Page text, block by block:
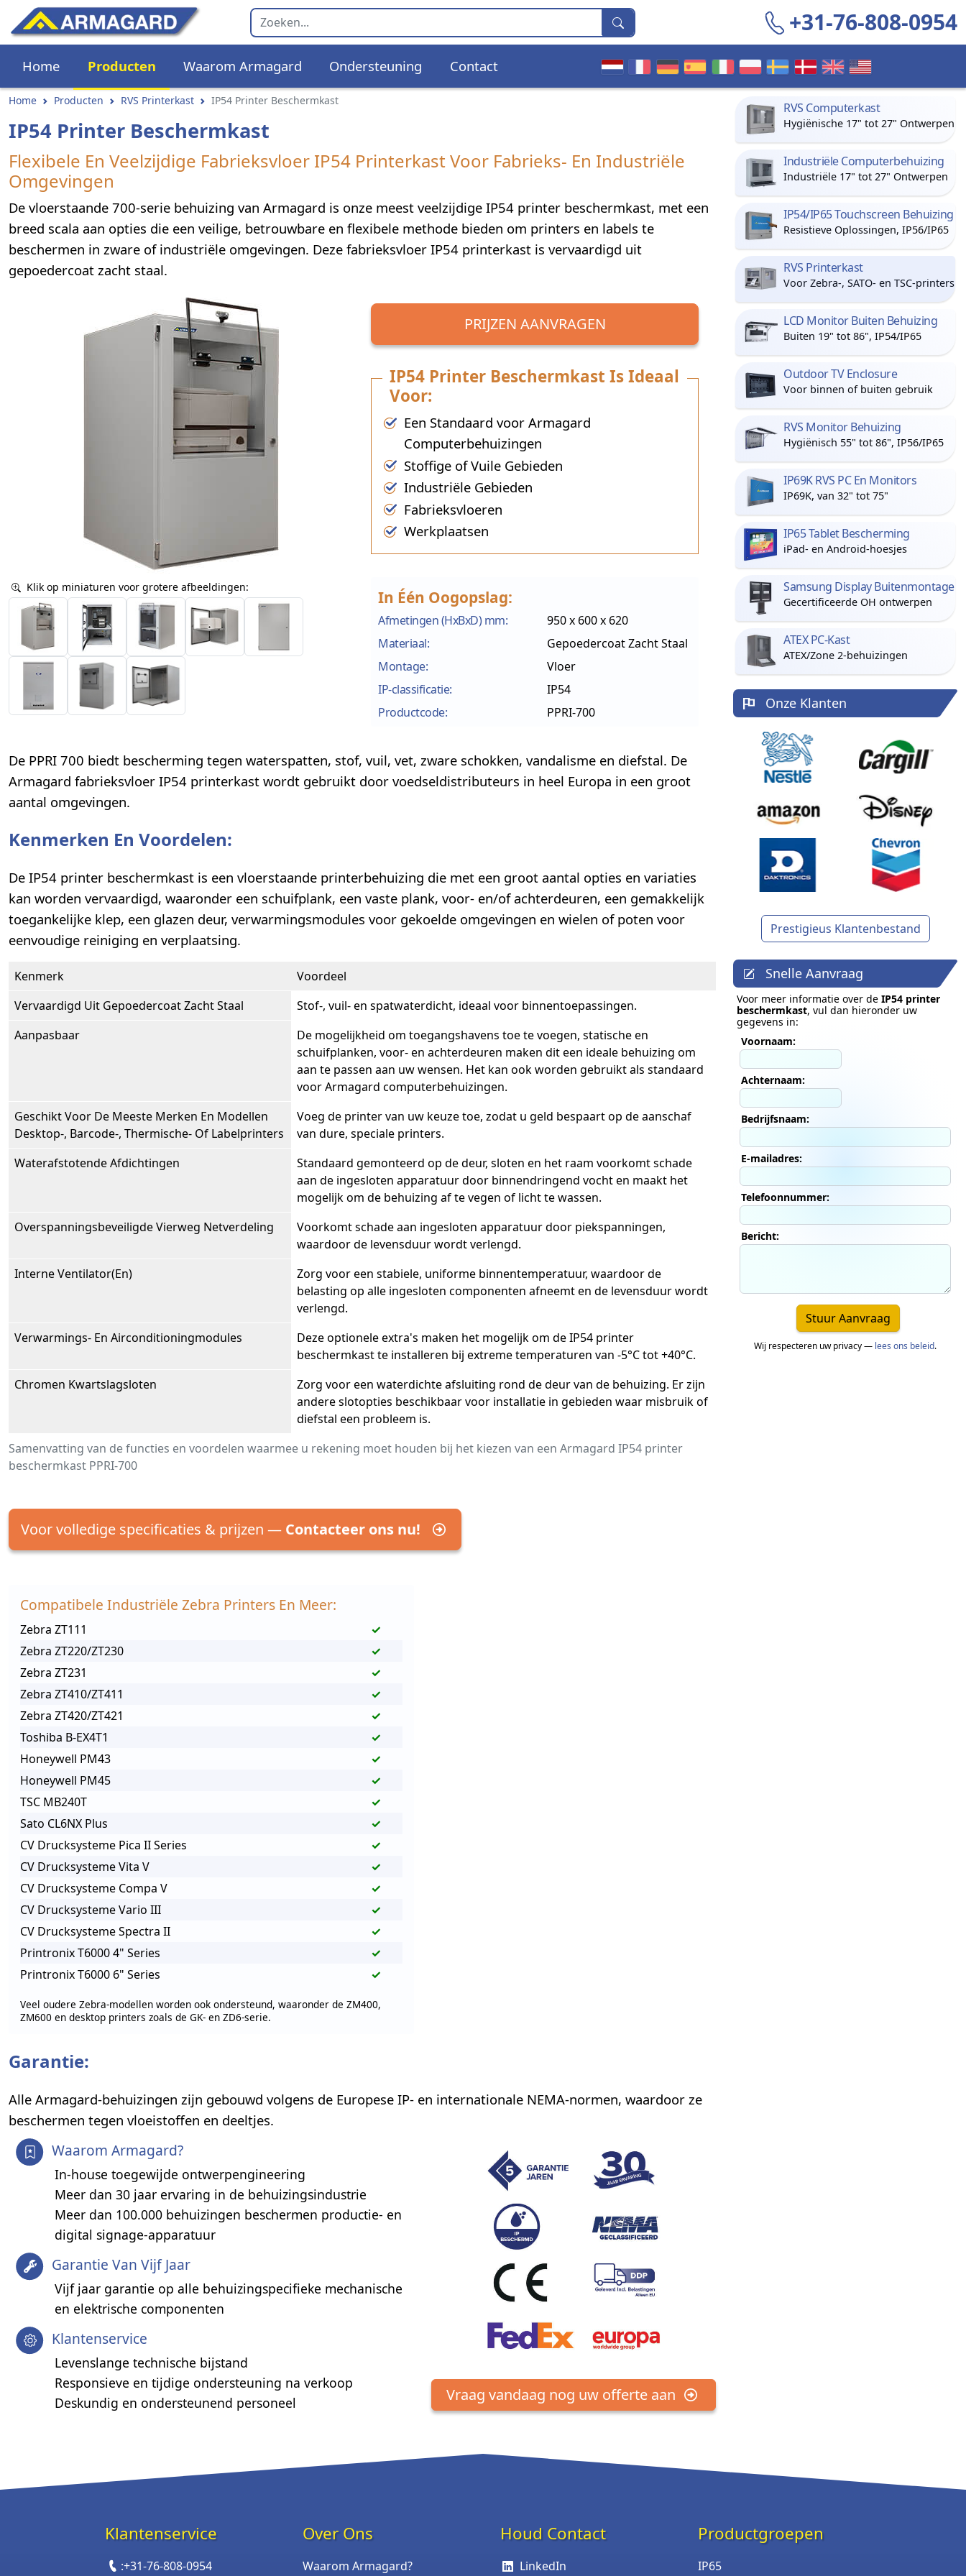
+31-76-808-0954
Home Producten Waarom Armagard Ondersteuning Contact
Home Producten RVS Printerkast IP54 Printer Beschermkast
IP54 Printer Beschermkast
Flexibele En Veelzijdige Fabrieksvloer IP54 Printerkast Voor Fabrieks- En Industriële
Omgevingen
De vloerstaande 700-serie behuizing van Armagard is onze meest veelzijdige IP54 printer beschermkast, met een
breed scala aan opties die een veilige, betrouwbare en flexibele methode bieden om printers en labels te
beschermen in zware of industriële omgevingen. Deze fabrieksvloer IP54 printerkast is vervaardigd uit
gepoedercoat zacht staal.
Klik op miniaturen voor grotere afbeeldingen:
PRIJZEN AANVRAGEN
IP54 Printer Beschermkast Is Ideaal
Voor:
Een Standaard voor Armagard
Computerbehuizingen
Stoffige of Vuile Gebieden
Industriële Gebieden
Fabrieksvloeren
Werkplaatsen
In Één Oogopslag:
Afmetingen (HxBxD) mm:
950 x 600 x 620
Materiaal:
Gepoedercoat Zacht Staal
Montage:
Vloer
IP-classificatie:
IP54
Productcode:
PPRI-700
De PPRI 700 biedt bescherming tegen waterspatten, stof, vuil, vet, zware schokken, vandalisme en diefstal. De
Armagard fabrieksvloer IP54 printerkast wordt gebruikt door voedseldistributeurs in heel Europa in een groot
aantal omgevingen.
Kenmerken En Voordelen:
De IP54 printer beschermkast is een vloerstaande printerbehuizing die met een groot aantal opties en variaties
kan worden vervaardigd, waaronder een schuifplank, een vaste plank, voor- en/of achterdeuren, een gemakkelijk
toegankelijke klep, een glazen deur, verwarmingsmodules voor gekoelde omgevingen en wielen of poten voor
eenvoudige reiniging en verplaatsing.
Samenvatting van de functies en voordelen waarmee u rekening moet houden bij het kiezen van een Armagard IP54 printer
beschermkast PPRI-700
Kenmerk
Voordeel
Vervaardigd Uit Gepoedercoat Zacht Staal
Stof-, vuil- en spatwaterdicht, ideaal voor binnentoepassingen.
Aanpasbaar
De mogelijkheid om toegangshavens toe te voegen, statische en
schuifplanken, voor- en achterdeuren maken dit een ideale behuizing om
aan te passen aan uw wensen. Het kan ook worden gebruikt als standaard
voor Armagard computerbehuizingen.
Geschikt Voor De Meeste Merken En Modellen
Desktop-, Barcode-, Thermische- Of Labelprinters
Voeg de printer van uw keuze toe, zodat u geld bespaart op de aanschaf
van dure, speciale printers.
Waterafstotende Afdichtingen
Standaard gemonteerd op de deur, sloten en het raam voorkomt schade
aan de ingesloten apparatuur door binnendringend vocht en maakt het
mogelijk om de behuizing af te vegen of licht te wassen.
Overspanningsbeveiligde Vierweg Netverdeling
Voorkomt schade aan ingesloten apparatuur door piekspanningen,
waardoor de levensduur wordt verlengd.
Interne Ventilator(en)
Zorg voor een stabiele, uniforme binnentemperatuur, waardoor de
belasting op alle ingesloten componenten afneemt en de levensduur wordt
verlengd.
Verwarmings- En Airconditioningmodules
Deze optionele extra's maken het mogelijk om de IP54 printer
beschermkast te installeren bij extreme temperaturen van -5°C tot +40°C.
Chromen Kwartslagsloten
Zorg voor een waterdichte afsluiting rond de deur van de behuizing. Er zijn
andere slotopties beschikbaar voor installatie in gebieden waar misbruik of
diefstal een probleem is.
Voor volledige specificaties & prijzen — Contacteer ons nu!
Compatibele Industriële Zebra Printers En Meer:
Zebra ZT111
✓
Zebra ZT220/ZT230
✓
Zebra ZT231
✓
Zebra ZT410/ZT411
✓
Zebra ZT420/ZT421
✓
Toshiba B-EX4T1
✓
Honeywell PM43
✓
Honeywell PM45
✓
TSC MB240T
✓
Sato CL6NX Plus
✓
CV Drucksysteme Pica II Series
✓
CV Drucksysteme Vita V
✓
CV Drucksysteme Compa V
✓
CV Drucksysteme Vario III
✓
CV Drucksysteme Spectra II
✓
Printronix T6000 4" Series
✓
Printronix T6000 6" Series
✓
Veel oudere Zebra-modellen worden ook ondersteund, waaronder de ZM400,
ZM600 en desktop printers zoals de GK- en ZD6-serie.
Garantie:
Alle Armagard-behuizingen zijn gebouwd volgens de Europese IP- en internationale NEMA-normen, waardoor ze
beschermen tegen vloeistoffen en deeltjes.
Waarom Armagard?
In-house toegewijde ontwerpengineering
Meer dan 30 jaar ervaring in de behuizingsindustrie
Meer dan 100.000 behuizingen beschermen productie- en
digital signage-apparatuur
Garantie Van Vijf Jaar
Vijf jaar garantie op alle behuizingspecifieke mechanische
en elektrische componenten
Klantenservice
Levenslange technische bijstand
Responsieve en tijdige ondersteuning na verkoop
Deskundig en ondersteunend personeel
Vraag vandaag nog uw offerte aan
RVS Computerkast
Hygiënische 17" tot 27" Ontwerpen
Industriële Computerbehuizing
Industriële 17" tot 27" Ontwerpen
IP54/IP65 Touchscreen Behuizing
Resistieve Oplossingen, IP56/IP65
RVS Printerkast
Voor Zebra-, SATO- en TSC-printers
LCD Monitor Buiten Behuizing
Buiten 19" tot 86", IP54/IP65
Outdoor TV Enclosure
Voor binnen of buiten gebruik
RVS Monitor Behuizing
Hygiënisch 55" tot 86", IP56/IP65
IP69K RVS PC En Monitors
IP69K, van 32" tot 75"
IP65 Tablet Bescherming
iPad- en Android-hoesjes
Samsung Display Buitenmontage
Gecertificeerde OH ontwerpen
ATEX PC-Kast
ATEX/Zone 2-behuizingen
Onze Klanten
Prestigieus Klantenbestand
Snelle Aanvraag
Voor meer informatie over de IP54 printer
beschermkast, vul dan hieronder uw
gegevens in:
Voornaam:
Achternaam:
Bedrijfsnaam:
E-mailadres:
Telefoonnummer:
Bericht:
Stuur Aanvraag
Wij respecteren uw privacy — lees ons beleid.
Klantenservice
:+31-76-808-0954
Over Ons
Waarom Armagard?
Houd Contact
LinkedIn
Productgroepen
IP65